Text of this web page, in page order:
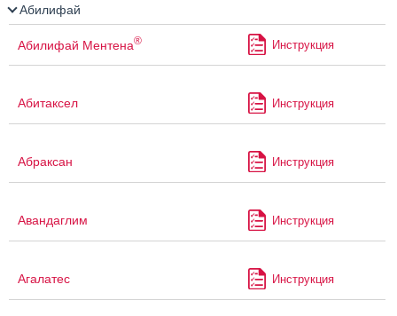
Абилифай
Абилифай Ментена® Инструкция
Абитаксел Инструкция
Абраксан Инструкция
Авандаглим Инструкция
Агалатес Инструкция